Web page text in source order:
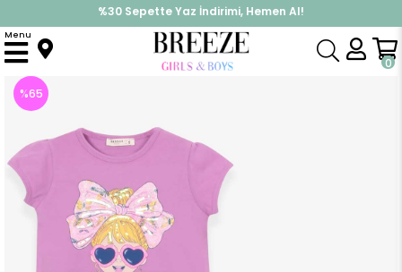
%30 Sepette Yaz İndirimi, Hemen Al!
İndirimlere ek %10 İndirimi Kap, Hemen Üye Ol!
0
Menu
Anasayfa Takımlar Kapri & Şort Takım
%65